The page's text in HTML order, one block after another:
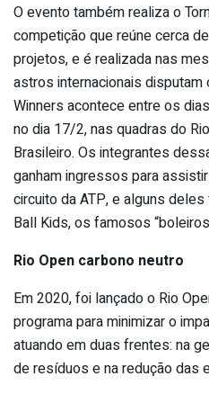
O evento também realiza o
competição que reúne cerca
projetos, e é realizada nas
astros internacionais disputam
Winners acontece entre os
no dia 17/2, nas quadras do
Brasileiro. Os integrantes
ganham ingressos para
circuito da ATP, e alguns
Ball Kids, os famosos
Rio Open carbono neutro
Em 2020, foi lançado o Rio
programa para minimizar o
atuando em duas frentes: na
de resíduos e na redução das